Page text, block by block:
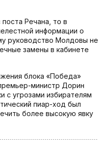
Речана, то в
информации о
руководство Молдовы не
замены в кабинете
блока «Победа»
премьер-министр Дорин
с угрозами избирателям
пиар-ход был
более высокую явку